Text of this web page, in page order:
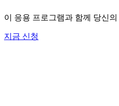
이 응용 프로그램과 함께 당신
지금 신청